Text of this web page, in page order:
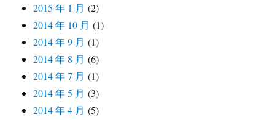
2015 年 1 月 (2)
2014 年 10 月 (1)
2014 年 9 月 (1)
2014 年 8 月 (6)
2014 年 7 月 (1)
2014 年 5 月 (3)
2014 年 4 月 (5)